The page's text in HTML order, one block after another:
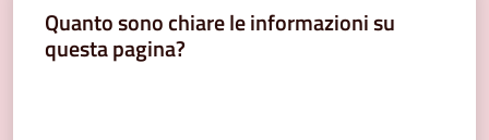
Quanto sono chiare le informazioni su
questa pagina?